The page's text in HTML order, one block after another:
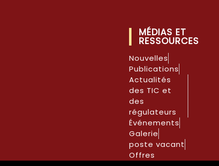
MÉDIAS ET
RESSOURCES
Nouvelles
Publications
Actualités
des TIC et
des
régulateurs
Événements
Galerie
poste vacant
Offres